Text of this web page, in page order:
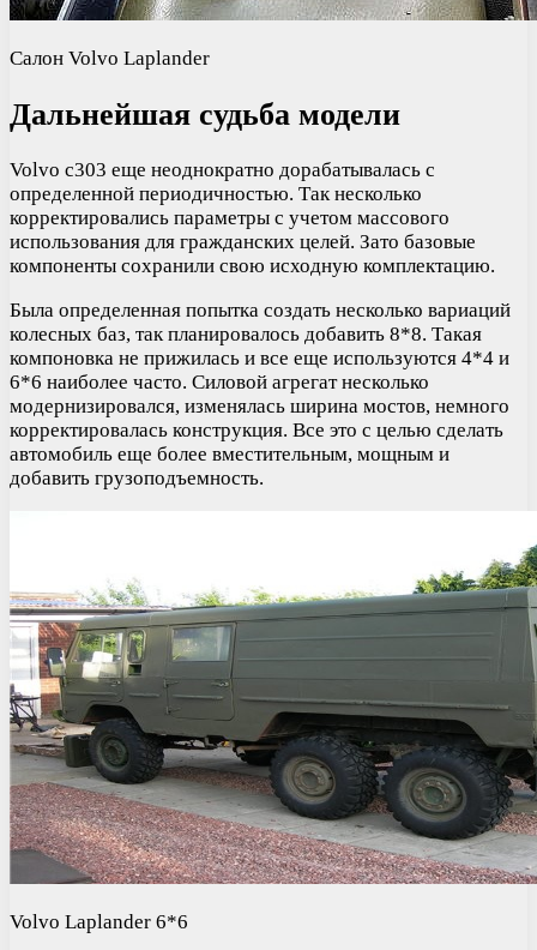
Салон Volvo Laplander
Дальнейшая судьба модели
Volvo c303 еще неоднократно дорабатывалась с
определенной периодичностью. Так несколько
корректировались параметры с учетом массового
использования для гражданских целей. Зато базовые
компоненты сохранили свою исходную комплектацию.
Была определенная попытка создать несколько вариаций
колесных баз, так планировалось добавить 8*8. Такая
компоновка не прижилась и все еще используются 4*4 и
6*6 наиболее часто. Силовой агрегат несколько
модернизировался, изменялась ширина мостов, немного
корректировалась конструкция. Все это с целью сделать
автомобиль еще более вместительным, мощным и
добавить грузоподъемность.
Volvo Laplander 6*6